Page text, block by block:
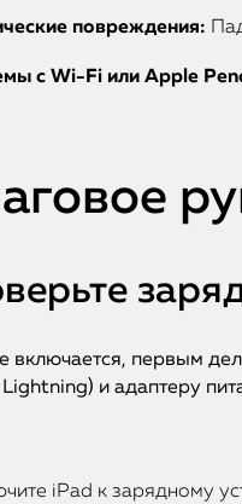
повреждения:
с Wi-Fi или Apple
включается, первым
Lightning) и адаптеру
iPad к зарядному